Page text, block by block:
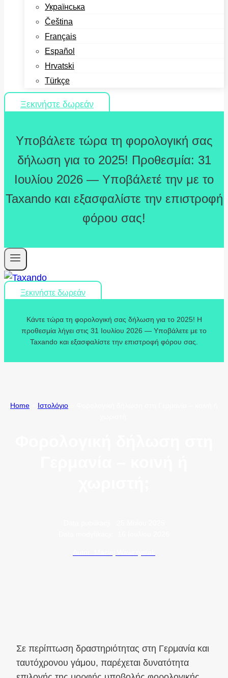
Українська
Čeština
Français
Español
Hrvatski
Türkçe
Ξεκινήστε δωρεάν
Υποβάλετε τώρα τη φορολογική σας
δήλωση για το 2025! Προθεσμία: 31
Ιουλίου 2026 — Υποβάλετέ την με το
Taxando και εξασφαλίστε την επιστροφή
φόρου σας!
Ξεκινήστε δωρεάν
Κάντε τώρα τη φορολογική σας δήλωση για το 2025! Η
προθεσμία λήγει στις 31 Ιουλίου 2026 — Υποβάλετε με το
Taxando και εξασφαλίστε την επιστροφή φόρου σας.
Home Ιστολόγιο
Σε περίπτωση δραστηριότητας στη Γερμανία και
ταυτόχρονου γάμου, παρέχεται δυνατότητα